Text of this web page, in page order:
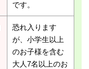
です。
恐れ入ります
が、小学生以上
のお子様を含む
大人7名以上のお